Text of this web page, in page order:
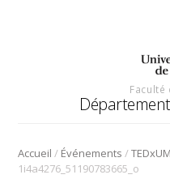
Faculté
Accueil / Événements /
1i4a4276_51190783665_o